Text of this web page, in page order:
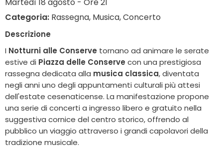
Categoria: Rassegna, Musica, Concerto
Descrizione
I Notturni alle Conserve tornano ad animare le serate
estive di Piazza delle Conserve con una prestigiosa
rassegna dedicata alla musica classica, diventata
negli anni uno degli appuntamenti culturali più attesi
dell'estate cesenaticense. La manifestazione propone
una serie di concerti a ingresso libero e gratuito nella
suggestiva cornice del centro storico, offrendo al
pubblico un viaggio attraverso i grandi capolavori della
tradizione musicale.